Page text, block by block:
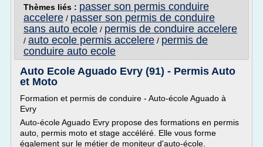
Thèmes liés : passer son permis conduire
accelere / passer son permis de conduire
sans auto ecole / permis de conduire accelere
/ auto ecole permis accelere / permis de
conduire auto ecole
Auto Ecole Aguado Evry (91) - Permis Auto
et Moto
Formation et permis de conduire - Auto-école Aguado à
Evry
Auto-école Aguado Evry propose des formations en permis
auto, permis moto et stage accéléré. Elle vous forme
également sur le métier de moniteur d'auto-école.